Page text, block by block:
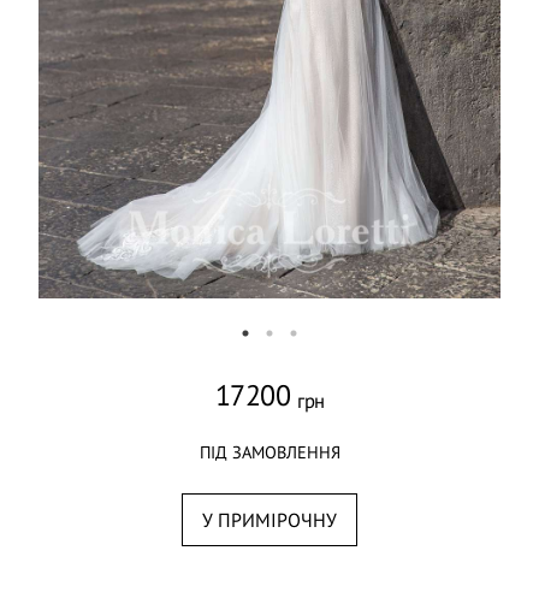
17200 грн
ПІД ЗАМОВЛЕННЯ
У ПРИМІРОЧНУ